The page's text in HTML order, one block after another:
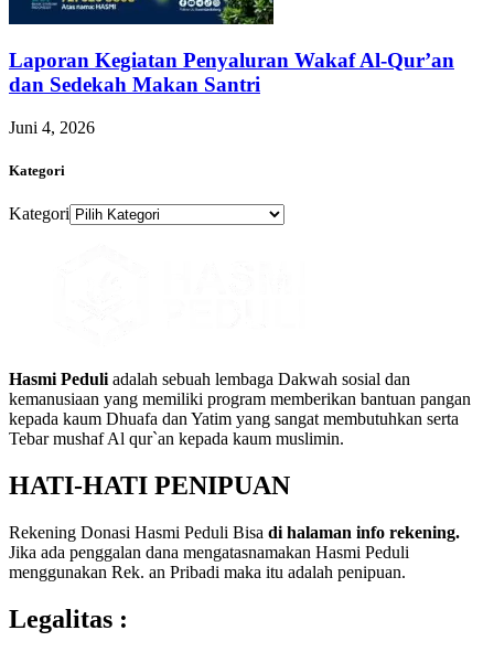
Laporan Kegiatan Penyaluran Wakaf Al-Qur’an
dan Sedekah Makan Santri
Juni 4, 2026
Kategori
Kategori
Hasmi Peduli adalah sebuah lembaga Dakwah sosial dan
kemanusiaan yang memiliki program memberikan bantuan pangan
kepada kaum Dhuafa dan Yatim yang sangat membutuhkan serta
Tebar mushaf Al qur`an kepada kaum muslimin.
HATI-HATI PENIPUAN
Rekening Donasi Hasmi Peduli Bisa di halaman info rekening.
Jika ada penggalan dana mengatasnamakan Hasmi Peduli
menggunakan Rek. an Pribadi maka itu adalah penipuan.
Legalitas :